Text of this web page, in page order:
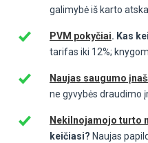
galimybė iš karto
PVM pokyčiai. Kas
tarifas iki 12%;
Naujas saugumo
ne gyvybės draudimo
Nekilnojamojo turto
keičiasi? Naujas